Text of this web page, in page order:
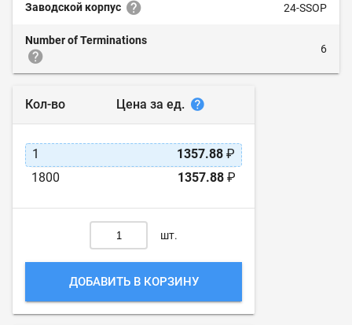
Заводской корпус 24-SSOP
Number of Terminations
6
Кол-во Цена за ед.
1 1357.88 ₽
1800
1357.88 ₽
шт.
ДОБАВИТЬ В КОРЗИНУ